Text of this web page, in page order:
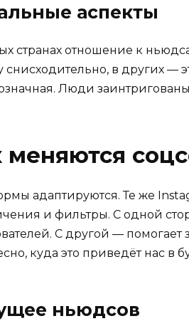
аспекты
странах отношение к
снисходительно, в других —
Люди
меняются
адаптируются. Те же
и фильтры. С одной
С другой — помогает
куда это приведёт нас в
ньюдсов